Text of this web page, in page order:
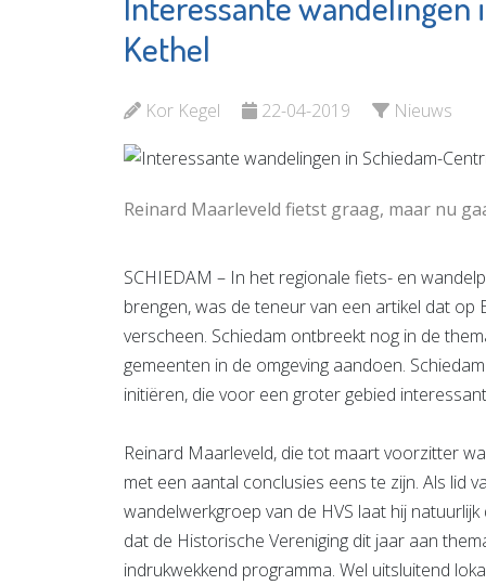
Kethel
Kor Kegel 22-04-2019 Nieuws
Reinard Maarleveld fietst graag, maar nu
SCHIEDAM – In het regionale fiets- en
brengen, was de teneur van een artikel dat
verscheen. Schiedam ontbreekt nog in de
gemeenten in de omgeving aandoen.
initiëren, die voor een groter gebied
Reinard Maarleveld, die tot maart voorzitter
met een aantal conclusies eens te zijn. Als lid
wandelwerkgroep van de HVS laat hij
dat de Historische Vereniging dit jaar aan
indrukwekkend programma. Wel uitsluitend
Spieringshoek
Schiedam